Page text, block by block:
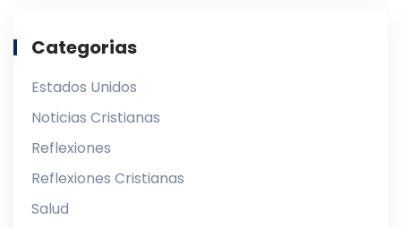
Categorias
Estados Unidos
Noticias Cristianas
Reflexiones
Reflexiones Cristianas
Salud